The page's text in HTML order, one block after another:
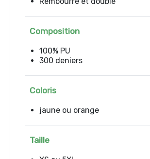
Composition
100% PU
300 deniers
Coloris
jaune ou orange
Taille